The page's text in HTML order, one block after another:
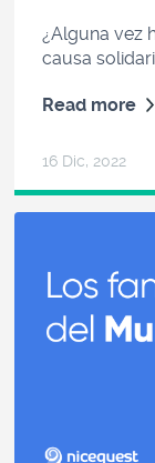
¿Alguna vez
causa
Read more
16 Dic, 2022